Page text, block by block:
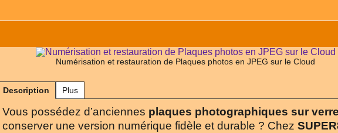
Numérisation et restauration de Plaques photos en JPEG sur le Cloud
Description Plus
Vous possédez d’anciennes plaques photographiques sur verre
conserver une version numérique fidèle et durable ? Chez